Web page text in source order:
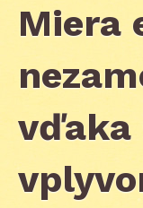
Miera
vďaka